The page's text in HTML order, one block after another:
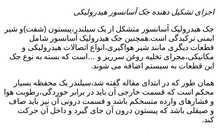
اجزای تشکیل دهنده جک آسانسور هیدرولیکی
جک هیدرولیک آسانسور متشکل از یک سیلندر،پیستون (شفت)و شیر
ایمنی ترکیدگی است.همچنین جک هیدرولیک آسانسور شامل
قطعات دیگری مانند شیر هواگیری،انواع اتصالات هیدرولیکی و
مکانیکی،مجرای تخلیه روغن سرریز و …است که بسته به نوع جک
این قطعات به سیستم اضافه می شوند.
همان طور که در ابتدای مقاله گفته شد،سیلندر یک محفظه بسیار
محکم است که قسمت خارجی آن باید در برابر خوردگی،رطوبت هوا
و فشارهای وارده متسحکم باشد و قسمت درونی آن نیز باید صاف
و صیقلی باشد که پیستون درون آن جای گیرد و داخل آن حرکت
کند.